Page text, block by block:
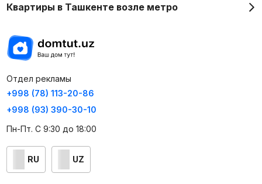
Квартиры в Ташкенте возле метро
Отдел рекламы
+998 (78) 113-20-86
+998 (93) 390-30-10
Пн-Пт. С 9:30 до 18:00
RU UZ